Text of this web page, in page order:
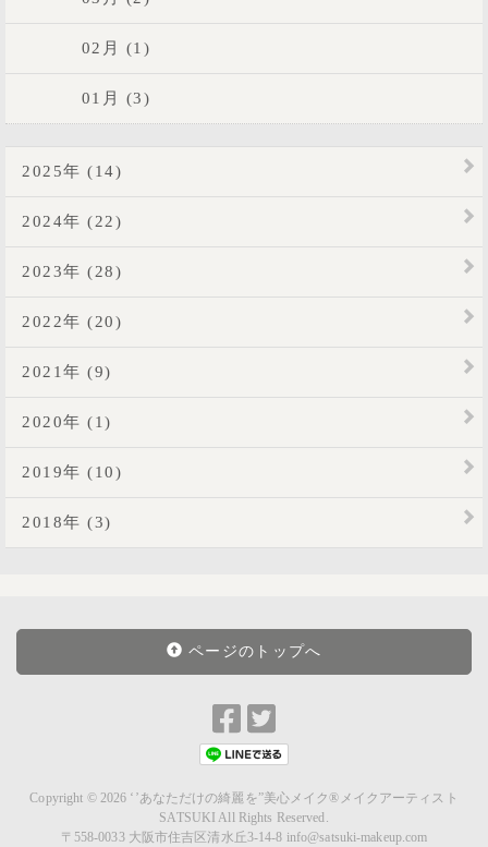
02月 (1)
01月 (3)
2025年 (14)
2024年 (22)
2023年 (28)
2022年 (20)
2021年 (9)
2020年 (1)
2019年 (10)
2018年 (3)
ページのトップへ
Facebook
で
シ
ェ
ア
で
シ
ェ
ア
Copyright © 2026 ‘’あなただけの綺麗を”美心メイク®メイクアーティスト
SATSUKI All Rights Reserved.
〒558-0033 大阪市住吉区清水丘3-14-8 info@satsuki-makeup.com